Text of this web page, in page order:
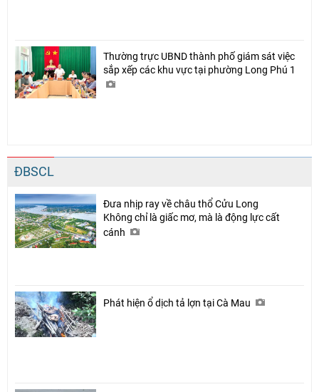
Thường trực UBND thành phố giám sát việc
sắp xếp các khu vực tại phường Long Phú 1
ĐBSCL
Đưa nhịp ray về châu thổ Cửu Long
Không chỉ là giấc mơ, mà là động lực cất
cánh
Phát hiện ổ dịch tả lợn tại Cà Mau